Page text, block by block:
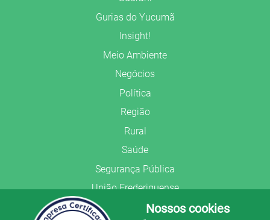
Gurias do Yucumã
Insight!
Meio Ambiente
Negócios
Política
Região
Rural
Saúde
Segurança Pública
União Frederiquense
Nossos cookies